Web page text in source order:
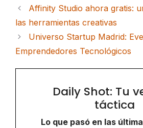
Affinity Studio ahora gratis:
las herramientas creativas
Universo Startup Madrid:
Emprendedores Tecnológicos
Daily Shot: Tu
táctica
Lo que pasó en las